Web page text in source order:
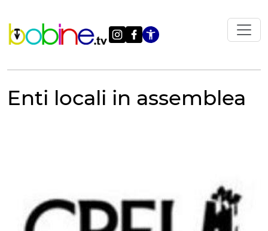
contenuto
Apri le
Enti locali in assemblea